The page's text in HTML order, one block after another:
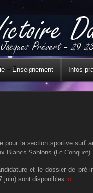
– Enseignement Infos
pour la section sportive surf
Blancs Sablons (Le Conquet).
et le dossier de pré-
juin) sont disponiblesici